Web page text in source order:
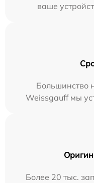
ваше
Большинство
Weissgauff мы
Более 20 тыс.